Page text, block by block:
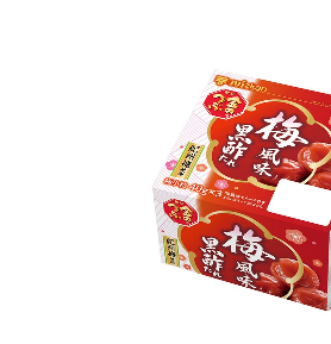
商品からレシピを探す